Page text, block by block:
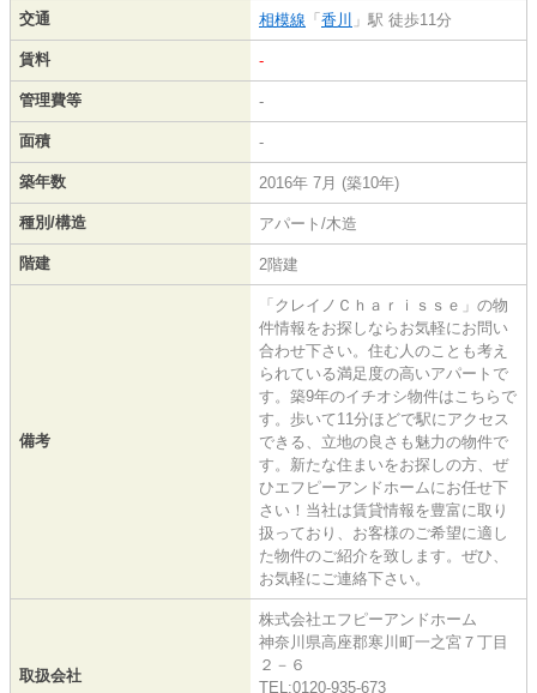
交通 相模線 「 香川 」駅 徒歩11分
賃料 -
管理費等 -
面積 -
築年数 2016年 7月 (築10年)
種別/構造 アパート/木造
階建 2階建
備考
「クレイノＣｈａｒｉｓｓｅ」の物
件情報をお探しならお気軽にお問い
合わせ下さい。住む人のことも考え
られている満足度の高いアパートで
す。築9年のイチオシ物件はこちらで
す。歩いて11分ほどで駅にアクセス
できる、立地の良さも魅力の物件で
す。新たな住まいをお探しの方、ぜ
ひエフピーアンドホームにお任せ下
さい！当社は賃貸情報を豊富に取り
扱っており、お客様のご希望に適し
た物件のご紹介を致します。ぜひ、
お気軽にご連絡下さい。
取扱会社
株式会社エフピーアンドホーム
神奈川県高座郡寒川町一之宮７丁目
２－６
TEL:0120-935-673